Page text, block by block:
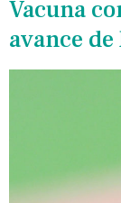
Vacuna
avance